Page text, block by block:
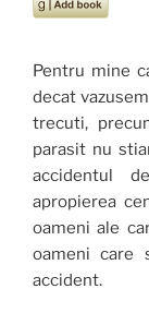
Pentru mine
decat
trecuti,
parasit nu
accidentul
apropierea
oameni ale
oameni care
accident.